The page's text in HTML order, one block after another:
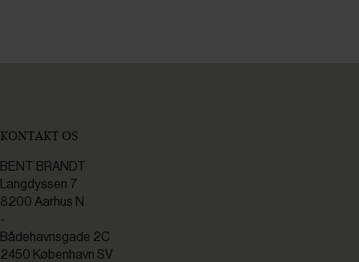
KONTAKT OS
BENT BRANDT
Langdyssen 7
8200 Aarhus N
-
Bådehavnsgade 2C
2450 København SV